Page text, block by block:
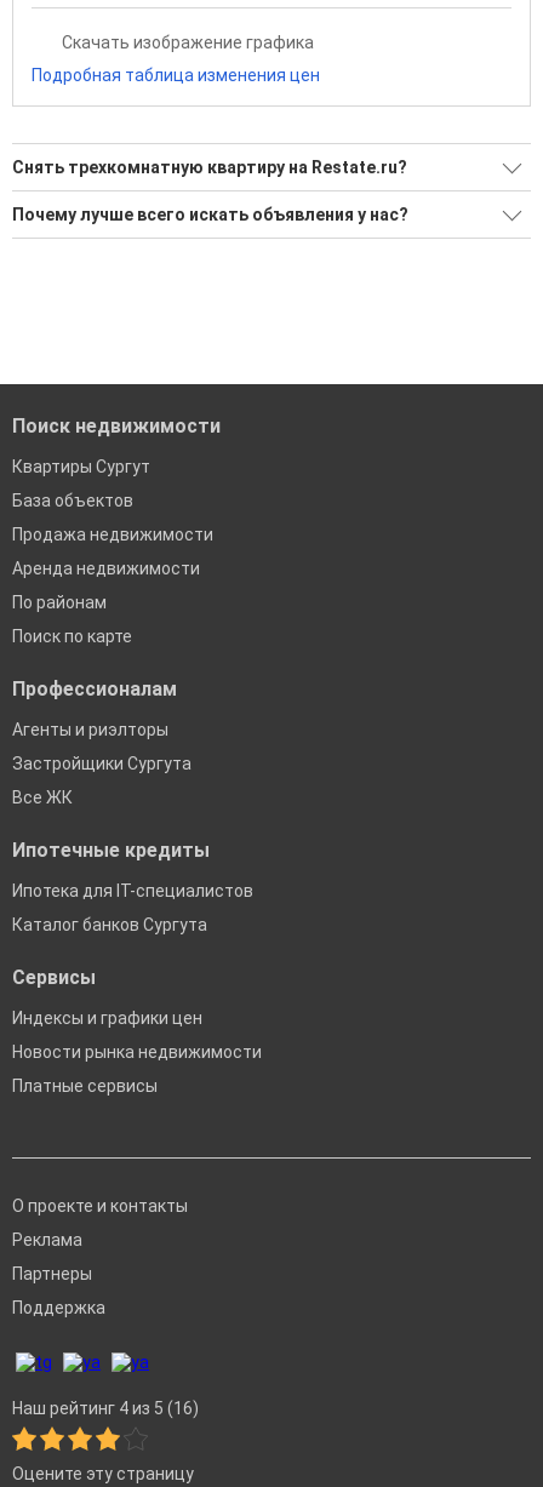
Скачать изображение графика
Подробная таблица изменения цен
Снять трехкомнатную квартиру на Restate.ru?
Ищите, как Снять трехкомнатную квартиру?
Воспользуйтесь нашим поиском по новостройкам, для
Почему лучше всего искать объявления у нас?
Поиск недвижимости
Квартиры Сургут
База объектов
Продажа недвижимости
Аренда недвижимости
По районам
Поиск по карте
Профессионалам
Агенты и риэлторы
Застройщики Сургута
Все ЖК
Ипотечные кредиты
Ипотека для IT-специалистов
Каталог банков Сургута
Сервисы
Индексы и графики цен
Новости рынка недвижимости
Платные сервисы
О проекте и контакты
Реклама
Партнеры
Поддержка
Наш рейтинг 4 из 5 (16)
Оцените эту страницу